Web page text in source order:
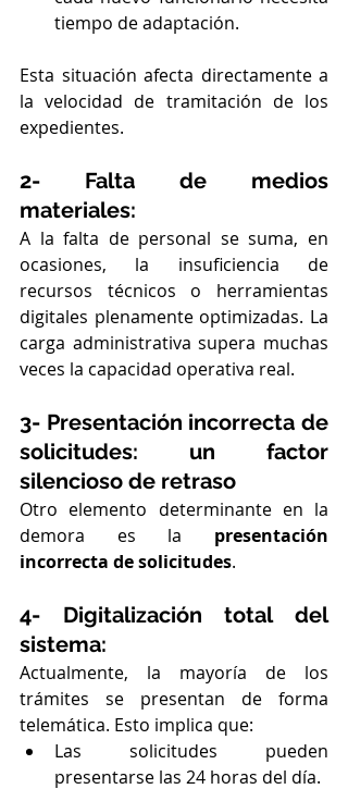
tiempo de adaptación.
Esta situación afecta directamente a
la velocidad de tramitación de los
expedientes.
2- Falta de medios
materiales:
A la falta de personal se suma, en
ocasiones, la insuficiencia de
recursos técnicos o herramientas
digitales plenamente optimizadas. La
carga administrativa supera muchas
veces la capacidad operativa real.
3- Presentación incorrecta de
solicitudes: un factor
silencioso de retraso
Otro elemento determinante en la
demora es la presentación
incorrecta de solicitudes.
4- Digitalización total del
sistema:
Actualmente, la mayoría de los
trámites se presentan de forma
telemática. Esto implica que:
Las solicitudes pueden
presentarse las 24 horas del día.